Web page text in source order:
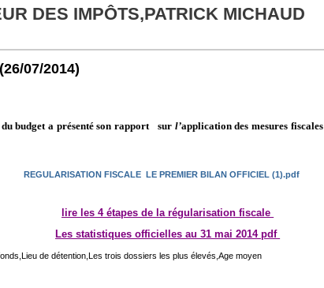
DES IMPÔTS,PATRICK MICHAUD
(26/07/2014)
budget a présenté son rapport sur l’application des mesures fiscales
REGULARISATION FISCALE LE PREMIER BILAN OFFICIEL (1).pdf
lire les 4 étapes de la régularisation fiscale
Les statistiques officielles au 31 mai 2014 pdf
Lieu de détention, Les trois dossiers les plus élevés, Age moyen